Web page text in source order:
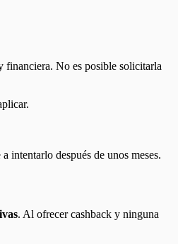
financiera. No es posible solicitarla
intentarlo después de unos meses.
. Al ofrecer cashback y ninguna